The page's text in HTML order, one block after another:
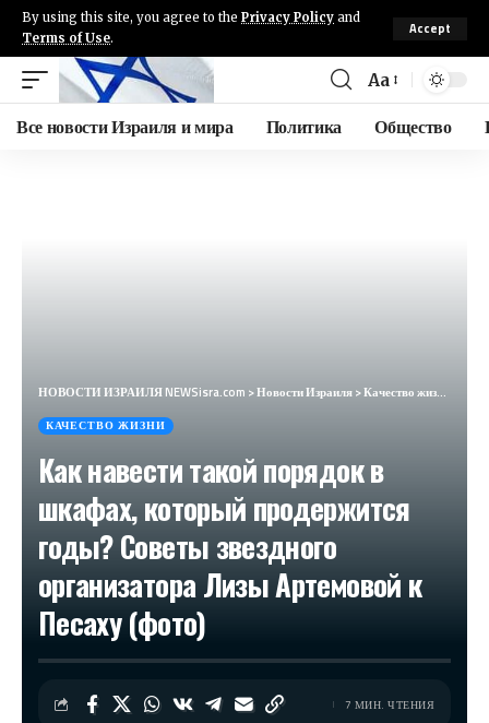
By using this site, you agree to the Privacy Policy and
Terms of Use.
Accept
Aa
Все новости Израиля и мира Политика Общество
НОВОСТИ ИЗРАИЛЯ NEWSisra.com >Новости Израиля>Качество жизни
КАЧЕСТВО ЖИЗНИ
Как навести такой порядок в
шкафах, который продержится
годы? Советы звездного
организатора Лизы Артемовой к
Песаху (фото)
7 МИН. ЧТЕНИЯ